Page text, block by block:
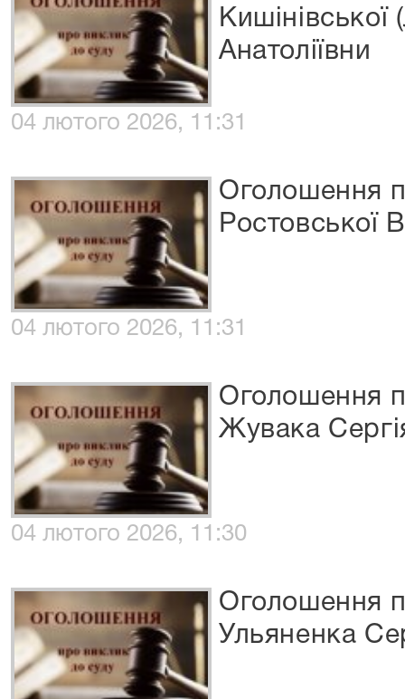
Анатоліївни
04 лютого 2026, 11:31
Оголошення
Ростовської
04 лютого 2026, 11:31
Оголошення
Жувака
04 лютого 2026, 11:30
Оголошення
Ульяненка